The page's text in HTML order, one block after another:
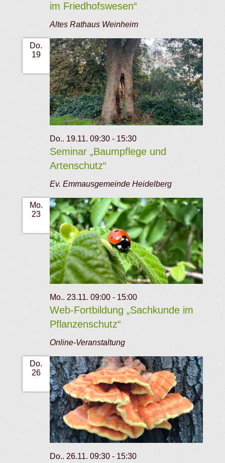
im Friedhofswesen“
Altes Rathaus Weinheim
Do.
19
Seminar „Baumpflege und
Artenschutz“
Do.. 19.11. 09:30- 15:30
Ev. Emmausgemeinde Heidelberg
Mo.
23
Web-Fortbildung „Sachkunde im
Pflanzenschutz“
Mo.. 23.11. 09:00- 15:00
Online-Veranstaltung
Do.
26
Do.. 26.11. 09:30- 15:30